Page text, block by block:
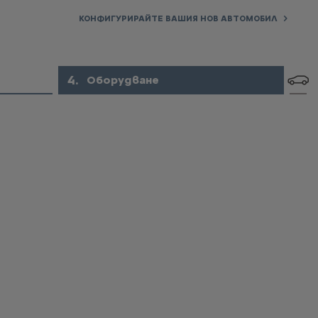
КОНФИГУРИРАЙТЕ ВАШИЯ НОВ АВТОМОБИЛ
4. Оборудване